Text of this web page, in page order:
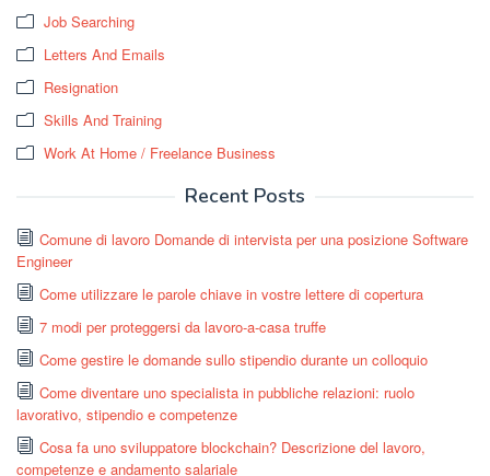
Job Searching
Letters And Emails
Resignation
Skills And Training
Work At Home / Freelance Business
Recent Posts
Comune di lavoro Domande di intervista per una posizione Software
Engineer
Come utilizzare le parole chiave in vostre lettere di copertura
7 modi per proteggersi da lavoro-a-casa truffe
Come gestire le domande sullo stipendio durante un colloquio
Come diventare uno specialista in pubbliche relazioni: ruolo
lavorativo, stipendio e competenze
Cosa fa uno sviluppatore blockchain? Descrizione del lavoro,
competenze e andamento salariale